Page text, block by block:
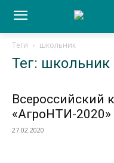
Теги школьник
Тег: школьник
Всероссийский
«АгроНТИ-2020»
27.02.2020